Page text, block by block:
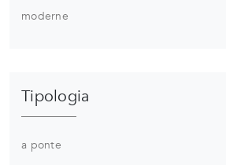
moderne
Tipologia
a ponte